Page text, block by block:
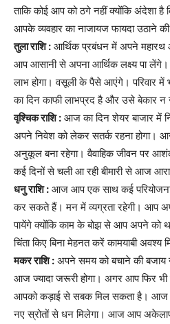
ताकि कोई आप को ठगे नहीं क्योंकि अंदेशा है
आपके व्यवहार का नाजायज फायदा उठाने
तुला राशि : आर्थिक प्रबंधन में अपने महारथ
आप आसानी से अपना आर्थिक लक्ष्य पा लेंगे।
लाभ होगा। वसूली के पैसे आएंगे। परिवार
का दिन काफी लाभप्रद है और उसे बेकार न
वृश्चिक राशि : आज का दिन शेयर बाजार में
अपने निवेश को लेकर सतर्क रहना होगा।
अनुकूल बना रहेगा। वैवाहिक जीवन पर
कई दिनों से चली आ रही बीमारी से आज
धनु राशि : आज आप एक साथ कई
कर सकते हैं। मन में व्यग्रता रहेगी। आप
पायेंगे क्योंकि काम के बोझ से आप अपने
चिंता किए बिना मेहनत करें कामयाबी अवश्य
मकर राशि : अपने समय को बचाने की
आज ज्यादा जरूरी होगा। अगर आप फिर
आपको कड़ाई से सबक मिल सकता है। आज
नए स्रोतों से धन मिलेगा। आज आप